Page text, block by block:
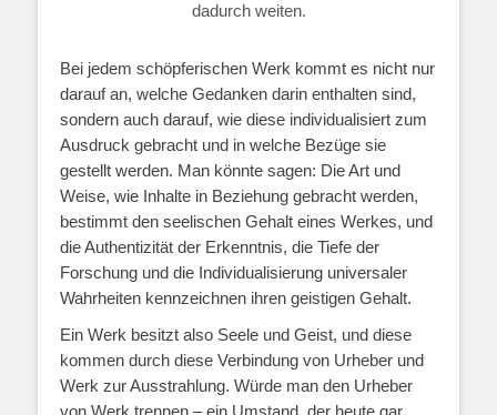
dadurch weiten.
Bei jedem schöpferischen Werk kommt es nicht nur
darauf an, welche Gedanken darin enthalten sind,
sondern auch darauf, wie diese individualisiert zum
Ausdruck gebracht und in welche Bezüge sie
gestellt werden. Man könnte sagen: Die Art und
Weise, wie Inhalte in Beziehung gebracht werden,
bestimmt den seelischen Gehalt eines Werkes, und
die Authentizität der Erkenntnis, die Tiefe der
Forschung und die Individualisierung universaler
Wahrheiten kennzeichnen ihren geistigen Gehalt.
Ein Werk besitzt also Seele und Geist, und diese
kommen durch diese Verbindung von Urheber und
Werk zur Ausstrahlung. Würde man den Urheber
von Werk trennen – ein Umstand, der heute gar